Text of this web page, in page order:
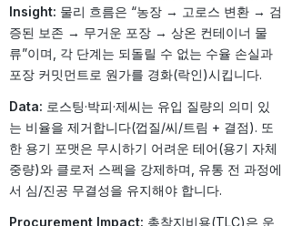
Insight: 물리 흐름은 “농장 → 고로스 변환 → 검
증된 보존 → 무거운 포장 → 상온 컨테이너 물
류”이며, 각 단계는 되돌릴 수 없는 수율 손실과
포장 커밋먼트로 원가를 경화(락인)시킵니다.
Data: 로스팅·박피·제씨는 유입 질량의 의미 있
는 비율을 제거합니다(껍질/씨/트림 + 결점). 또
한 용기 포맷은 무시하기 어려운 테어(용기 자체
중량)와 클로저 스펙을 강제하며, 유통 전 과정에
서 심/진공 무결성을 유지해야 합니다.
Procurement Impact: 총착지비용(TLC)은 운